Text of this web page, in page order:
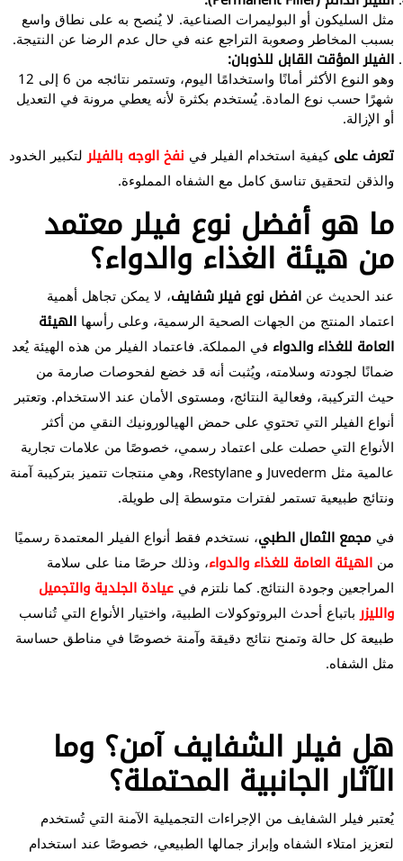
مثل السليكون أو البوليمرات الصناعية. لا يُنصح به على نطاق واسع
بسبب المخاطر وصعوبة التراجع عنه في حال عدم الرضا عن النتيجة.
الفيلر المؤقت القابل للذوبان:
وهو النوع الأكثر أمانًا واستخدامًا اليوم، وتستمر نتائجه من 6 إلى 12
شهرًا حسب نوع المادة. يُستخدم بكثرة لأنه يعطي مرونة في التعديل
أو الإزالة.
تعرف علىكيفية استخدام الفيلر في نفخ الوجه بالفيلرلتكبير الخدود
والذقن لتحقيق تناسق كامل مع الشفاه المملوءة.
ما هو أفضل نوع فيلر معتمد
من هيئة الغذاء والدواء؟
عند الحديث عن افضل نوع فيلر شفايف، لا يمكن تجاهل أهمية
اعتماد المنتج من الجهات الصحية الرسمية، وعلى رأسها الهيئة
العامة للغذاء والدواء في المملكة. فاعتماد الفيلر من هذه الهيئة يُعد
ضمانًا لجودته وسلامته، ويُثبت أنه قد خضع لفحوصات صارمة من
حيث التركيبة، وفعالية النتائج، ومستوى الأمان عند الاستخدام. وتعتبر
أنواع الفيلر التي تحتوي على حمض الهيالورونيك النقي من أكثر
الأنواع التي حصلت على اعتماد رسمي، خصوصًا من علامات تجارية
عالمية مثل Juvederm و Restylane، وهي منتجات تتميز بتركيبة آمنة
ونتائج طبيعية تستمر لفترات متوسطة إلى طويلة.
في مجمع الثمال الطبي، نستخدم فقط أنواع الفيلر المعتمدة رسميًا
من الهيئة العامة للغذاء والدواء، وذلك حرصًا منا على سلامة
المراجعين وجودة النتائج. كما نلتزم في عيادة الجلدية والتجميل
والليزرباتباع أحدث البروتوكولات الطبية، واختيار الأنواع التي تُناسب
طبيعة كل حالة وتمنح نتائج دقيقة وآمنة خصوصًا في مناطق حساسة
مثل الشفاه.
هل فيلر الشفايف آمن؟ وما
الآثار الجانبية المحتملة؟
يُعتبر فيلر الشفايف من الإجراءات التجميلية الآمنة التي تُستخدم
لتعزيز امتلاء الشفاه وإبراز جمالها الطبيعي، خصوصًا عند استخدام